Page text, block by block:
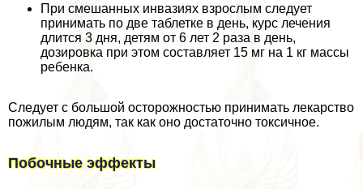
При смешанных инвазиях взрослым следует
принимать по две таблетке в день, курс лечения
длится 3 дня, детям от 6 лет 2 раза в день,
дозировка при этом составляет 15 мг на 1 кг массы
ребенка.
Следует с большой осторожностью принимать лекарство
пожилым людям, так как оно достаточно токсичное.
Побочные эффекты